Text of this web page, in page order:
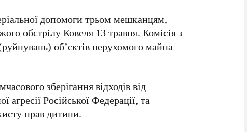
допомоги трьом мешканцям,
обстрілу Ковеля 13 травня. Комісія з
об’єктів нерухомого майна
зберігання відходів від
Російської Федерації, та
прав дитини.